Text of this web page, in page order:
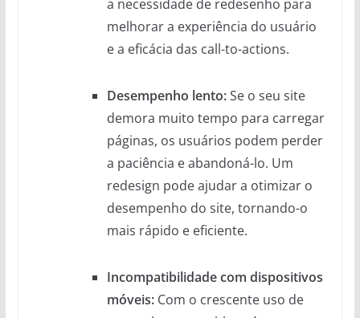
a necessidade de redesenho para
melhorar a experiência do usuário
e a eficácia das call-to-actions.
Desempenho lento:Se o seu site
demora muito tempo para carregar
páginas, os usuários podem perder
a paciência e abandoná-lo. Um
redesign pode ajudar a otimizar o
desempenho do site, tornando-o
mais rápido e eficiente.
Incompatibilidade com dispositivos
móveis:Com o crescente uso de